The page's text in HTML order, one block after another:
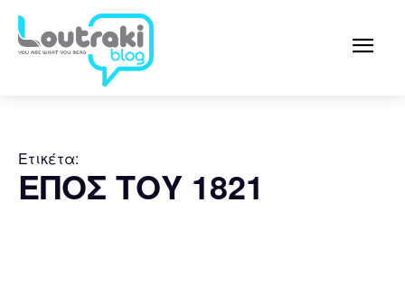
Ετικέτα:
ΕΠΟΣ ΤΟΥ 1821